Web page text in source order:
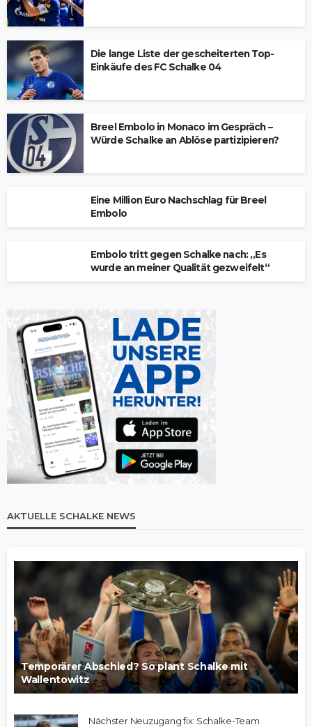
Die lange Liste der gescheiterten Top-
Einkäufe des FC Schalke 04
Breel Embolo in Monaco im Gespräch –
Würde Schalke an Ablöse partizipieren?
Eine Million Euro Nachschlag für Breel
Embolo
Embolo tritt gegen Schalke nach: „Es
wurde an meiner Qualität gezweifelt“
AKTUELLE SCHALKE NEWS
Temporärer Abschied? So plant Schalke mit
Wallentowitz
Nächster Neuzugang fix: Schalke-Team